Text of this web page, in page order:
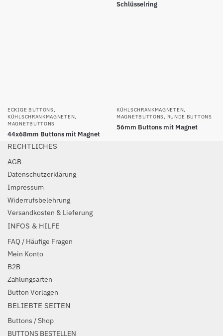
Schlüsselring
ECKIGE BUTTONS,
KÜHLSCHRANKMAGNETEN,
MAGNETBUTTONS
44x68mm Buttons mit Magnet
KÜHLSCHRANKMAGNETEN,
MAGNETBUTTONS, RUNDE BUTTONS
56mm Buttons mit Magnet
RECHTLICHES
AGB
Datenschutzerklärung
Impressum
Widerrufsbelehrung
Versandkosten & Lieferung
INFOS & HILFE
FAQ / Häufige Fragen
Mein Konto
B2B
Zahlungsarten
Button Vorlagen
BELIEBTE SEITEN
Buttons / Shop
BUTTONS BESTELLEN